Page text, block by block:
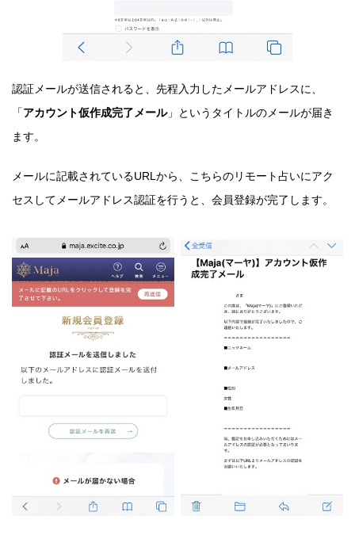
認証メールが送信されると、先程入力したメールアドレスに、
「アカウント仮作成完了メール」というタイトルのメールが届き
ます。
メールに記載されているURLから、こちらのリモート占いにアク
セスしてメールアドレス認証を行うと、会員登録が完了します。